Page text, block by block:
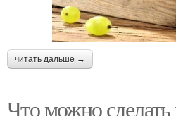
читать дальше →
Что можно сделать